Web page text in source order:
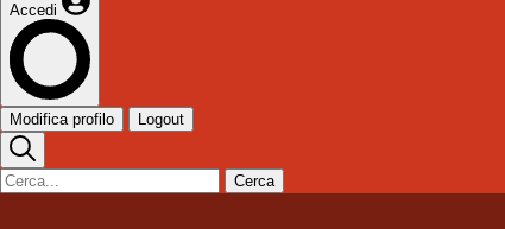
Accedi
Modifica profilo Logout
Cerca